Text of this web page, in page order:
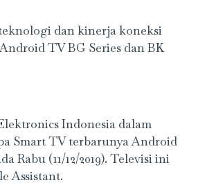
dan kinerja koneksi
TV BG Series dan BK
Indonesia dalam
Smart TV terbarunya Android
Rabu (11/12/2019). Televisi ini
Assistant.